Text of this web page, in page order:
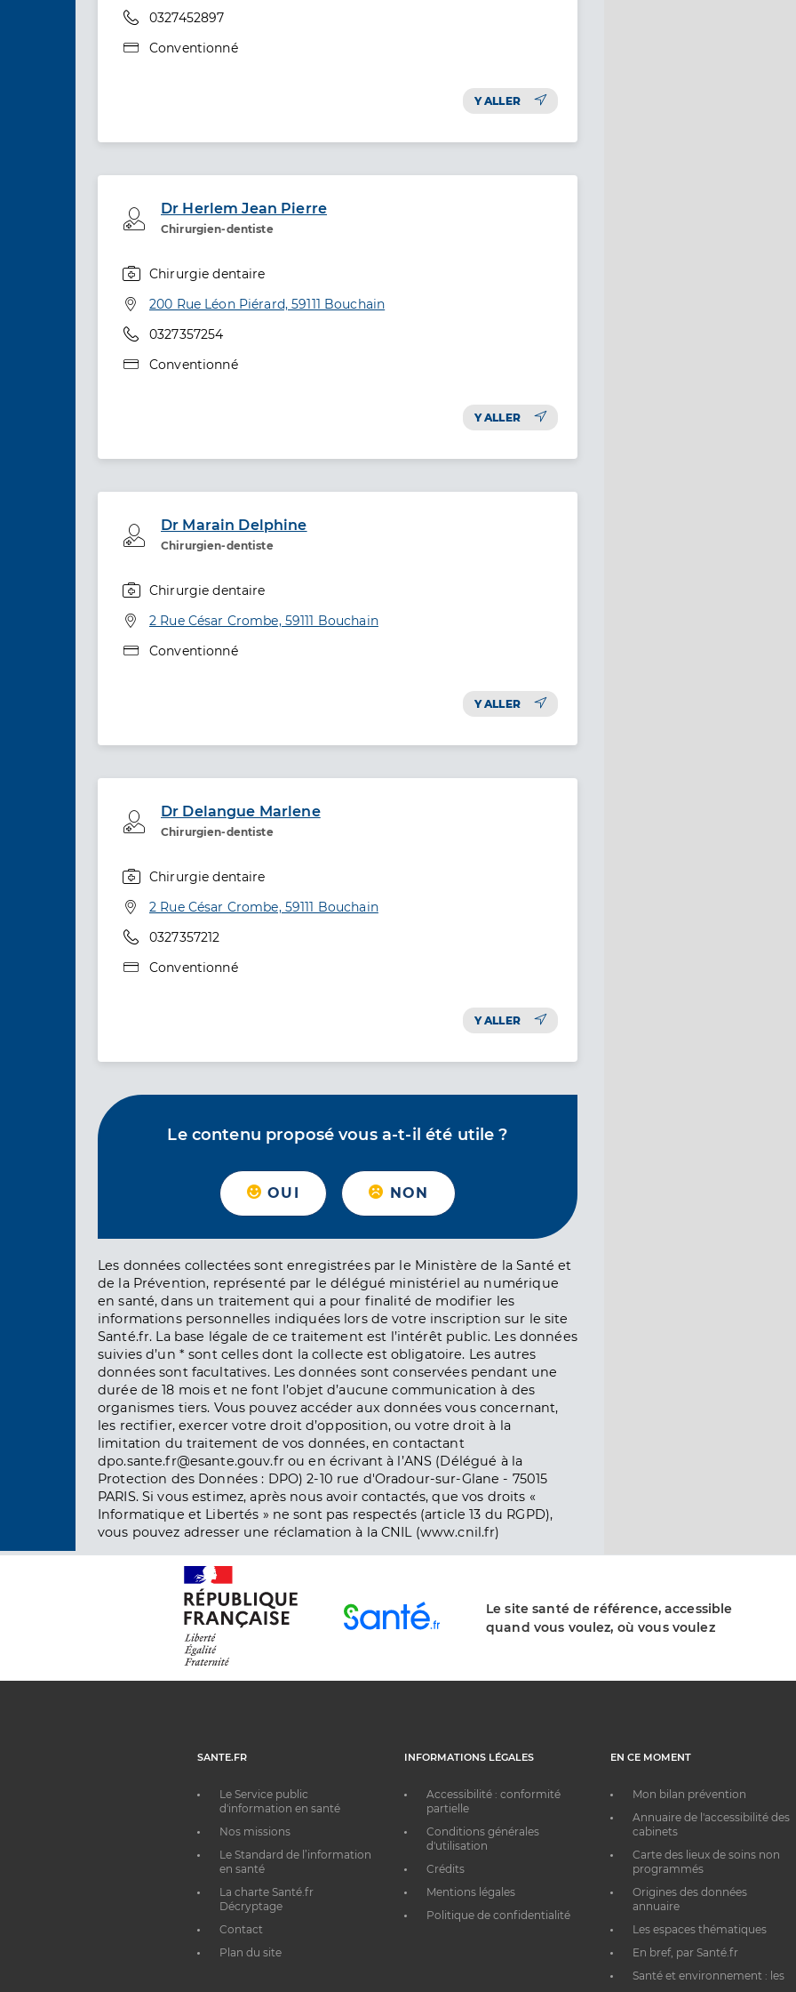
Téléphone
0327452897
Type de convention
Conventionné
Y ALLER
Dr Herlem Jean Pierre
Chirurgien-dentiste
Professionel de santé
Chirurgie dentaire
Adresse
200 Rue Léon Piérard, 59111 Bouchain
Téléphone
0327357254
Type de convention
Conventionné
Y ALLER
Dr Marain Delphine
Chirurgien-dentiste
Professionel de santé
Chirurgie dentaire
Adresse
2 Rue César Crombe, 59111 Bouchain
Type de convention
Conventionné
Y ALLER
Dr Delangue Marlene
Chirurgien-dentiste
Professionel de santé
Chirurgie dentaire
Adresse
2 Rue César Crombe, 59111 Bouchain
Téléphone
0327357212
Type de convention
Conventionné
Y ALLER
Le contenu proposé vous a-t-il été utile ?
OUI NON
Les données collectées sont enregistrées par le Ministère de la Santé et
de la Prévention, représenté par le délégué ministériel au numérique
en santé, dans un traitement qui a pour finalité de modifier les
informations personnelles indiquées lors de votre inscription sur le site
Santé.fr. La base légale de ce traitement est l’intérêt public. Les données
suivies d’un * sont celles dont la collecte est obligatoire. Les autres
données sont facultatives. Les données sont conservées pendant une
durée de 18 mois et ne font l’objet d’aucune communication à des
organismes tiers. Vous pouvez accéder aux données vous concernant,
les rectifier, exercer votre droit d’opposition, ou votre droit à la
limitation du traitement de vos données, en contactant
dpo.sante.fr@esante.gouv.fr ou en écrivant à l’ANS (Délégué à la
Protection des Données : DPO) 2-10 rue d'Oradour-sur-Glane - 75015
PARIS. Si vous estimez, après nous avoir contactés, que vos droits «
Informatique et Libertés » ne sont pas respectés (article 13 du RGPD),
vous pouvez adresser une réclamation à la CNIL (www.cnil.fr)
Le site santé de référence, accessible
quand vous voulez, où vous voulez
SANTE.FR
Le Service public
d'information en santé
Nos missions
Le Standard de l’information
en santé
La charte Santé.fr
Décryptage
Contact
Plan du site
INFORMATIONS LÉGALES
Accessibilité : conformité
partielle
Conditions générales
d'utilisation
Crédits
Mentions légales
Politique de confidentialité
EN CE MOMENT
Mon bilan prévention
Annuaire de l'accessibilité des
cabinets
Carte des lieux de soins non
programmés
Origines des données
annuaire
Les espaces thématiques
En bref, par Santé.fr
Santé et environnement : les